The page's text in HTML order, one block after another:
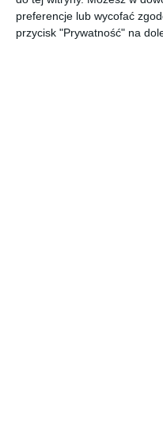
preferencje lub wycofać
przycisk "Prywatność" na
Wielki
wyścig
Mikołajewski
we
Mikołajewski